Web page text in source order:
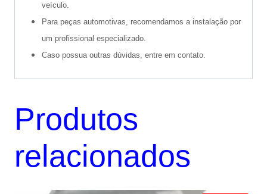
veículo.
Para peças automotivas, recomendamos a instalação por
um profissional especializado.
Caso possua outras dúvidas, entre em contato.
Produtos
relacionados